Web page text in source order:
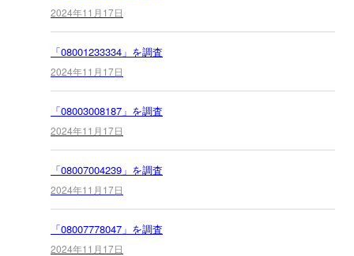
2024年11月17日
「08001233334」を調査
2024年11月17日
「08003008187」を調査
2024年11月17日
「08007004239」を調査
2024年11月17日
「08007778047」を調査
2024年11月17日